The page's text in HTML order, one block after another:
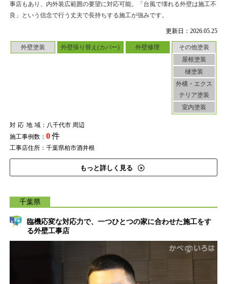
更新日：2026.05.25
外壁塗装 外壁張り替え(カバー) 外壁修理
その他塗装
屋根塗装
樋塗装
外構・エクス
テリア塗装
室内塗装
対応地域：八千代市 周辺
施工事例数： 0件
工事店住所：千葉県柏市酒井根
もっと詳しく見る
事店もあり、内外装広範囲の要望に対応可能。「台風で壊れる外壁は施工不
良」という信念で行う丈夫で長持ちする施工が強みです。
千葉県
臨機応変な対応力で、一つひとつの家に合わせた施工をす
る外壁工事店